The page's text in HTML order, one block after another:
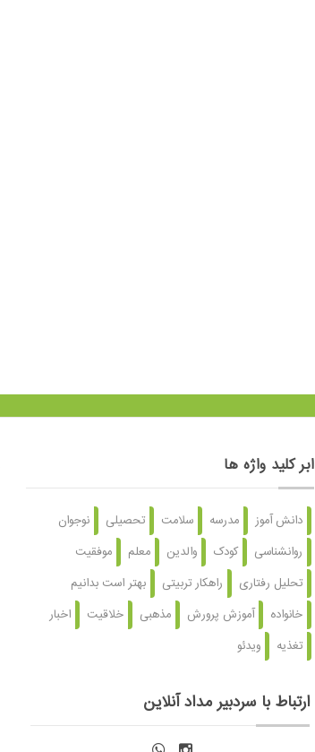
ابر کلید واژه ها
دانش آموز مدرسه سلامت تحصیلی
نوجوان
روانشناسی
کودک والدین معلم
موفقیت
تحلیل رفتاری
راهکار تربیتی
بهتر است بدانیم
خانواده
آموزش پرورش مذهبی خلاقیت
اخبار
تغذیه
ویدئو
ارتباط با سردبیر مداد آنلاین